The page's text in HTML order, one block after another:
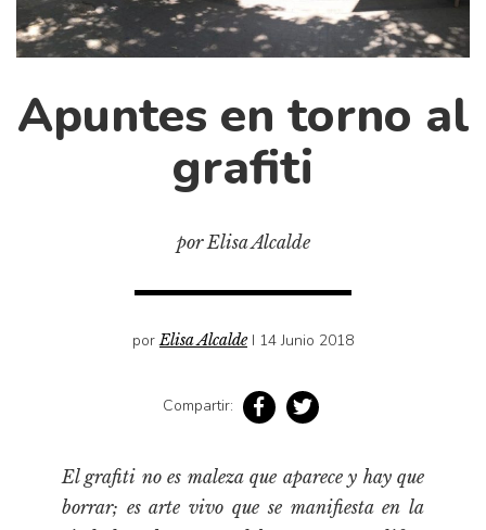
Ciudad
Cómics
Cultura
Diccionario portátil de la literatura chilena
Historia material de los libros
Literatura
Apuntes en torno al
grafiti
por Elisa Alcalde
porElisa Alcalde I 14 Junio 2018
Compartir:
El grafiti no es maleza que aparece y hay que
borrar; es arte vivo que se manifiesta en la